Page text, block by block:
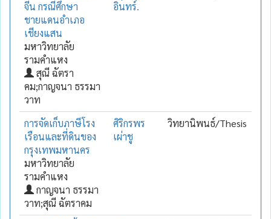
จีน กรณีศึกษา
ชายแดนอำเภอ
เชียงแสน
มหาวิทยาลัย
รามคำแหง
สุณี ฉัตรา
คม;กาญจนา ธรรมา
วาท
อินทร์.
การจัดเก็บภาษีโรง
เรือนและที่ดินของ
กรุงเทพมหานคร
มหาวิทยาลัย
รามคำแหง
กาญจนา ธรรมา
วาท;สุณี ฉัตราคม
ศิริกรพร
เผ่าชู
วิทยานิพนธ์/Thesis